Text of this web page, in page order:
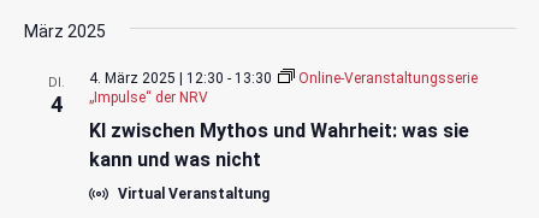
März 2025
DI.
4
KI zwischen Mythos und Wahrheit: was sie
kann und was nicht
4. März 2025 | 12:30 - 13:30
Online-Veranstaltungsserie
„Impulse“ der NRV
Virtual Veranstaltung